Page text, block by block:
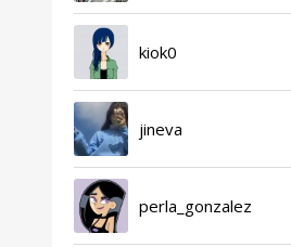
kiok0
jineva
perla_gonzalez